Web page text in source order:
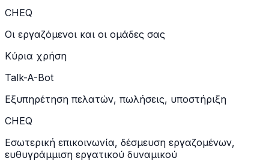
CHEQ
Οι εργαζόμενοι και οι ομάδες σας
Κύρια χρήση
Talk-A-Bot
Εξυπηρέτηση πελατών, πωλήσεις, υποστήριξη
CHEQ
Εσωτερική επικοινωνία, δέσμευση εργαζομένων,
ευθυγράμμιση εργατικού δυναμικού